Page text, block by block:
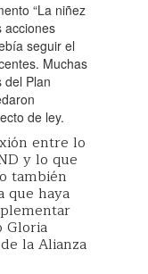
“La niñez
acciones
seguir el
Muchas
del Plan
de ley.
entre lo
y lo que
también
que haya
Gloria
la Alianza